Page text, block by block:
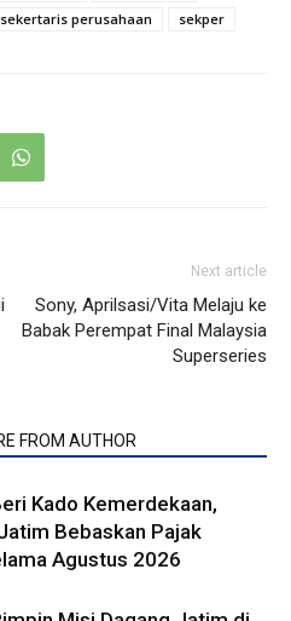
sekertaris perusahaan sekper
Next article
Sony, Aprilsasi/Vita Melaju ke
Babak Perempat Final Malaysia
Superseries
FROM AUTHOR
Kado Kemerdekaan,
Bebaskan Pajak
Agustus 2026